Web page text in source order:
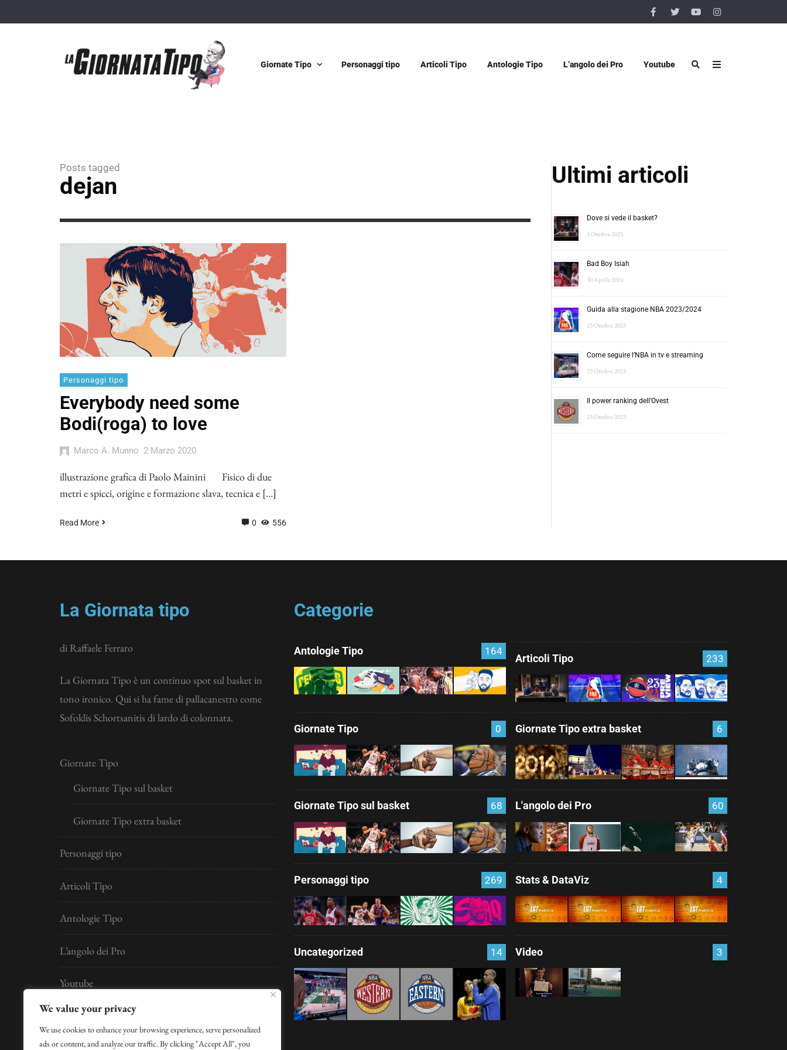
We value your privacy
We use cookies to enhance your browsing experience, serve personalized
ads or content, and analyze our traffic. By clicking "Accept All", you
Giornate Tipo Personaggi tipo Articoli Tipo Antologie Tipo L’angolo dei Pro Youtube
Posts tagged
dejan
Personaggi tipo
Everybody need some
Bodi(roga) to love
Marco A. Munno 2 Marzo 2020
illustrazione grafica di Paolo Mainini Fisico di due
metri e spicci, origine e formazione slava, tecnica e […]
Read More 0 556
Ultimi articoli
Dove si vede il basket?
1 Ottobre 2025
Bad Boy Isiah
30 Aprile 2024
Guida alla stagione NBA 2023/2024
23 Ottobre 2023
Come seguire l’NBA in tv e streaming
23 Ottobre 2023
Il power ranking dell’Ovest
23 Ottobre 2023
La Giornata tipo
di Raffaele Ferraro
La Giornata Tipo è un continuo spot sul basket in
tono ironico. Qui si ha fame di pallacanestro come
Sofoklis Schortsanitis di lardo di colonnata.
Giornate Tipo
Giornate Tipo sul basket
Giornate Tipo extra basket
Personaggi tipo
Articoli Tipo
Antologie Tipo
L’angolo dei Pro
Youtube
Developed byDigital Idea S.r.l.
per la Gestione Hosting si ringrazia Claudio Cosenza
Categorie
Antologie Tipo 164
Articoli Tipo 233
Giornate Tipo 0 Giornate Tipo extra basket 6
Giornate Tipo sul basket 68 L'angolo dei Pro 60
Personaggi tipo 269 Stats & DataViz 4
Uncategorized 14 Video 3